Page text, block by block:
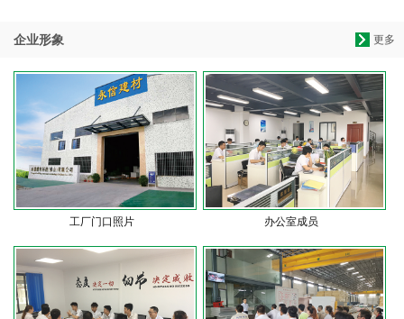
更多
企业形象
工厂门口照片 办公室成员